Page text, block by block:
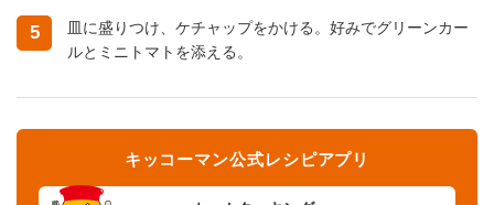
5
皿に盛りつけ、ケチャップをかける。好みでグリーンカー
ルとミニトマトを添える。
キッコーマン公式レシピアプリ